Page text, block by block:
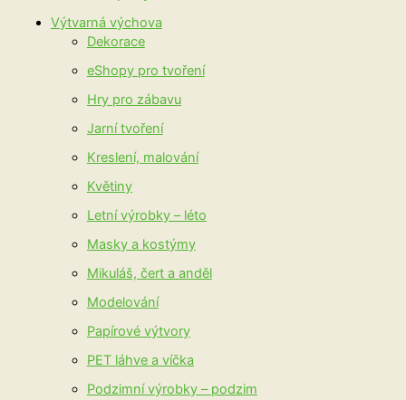
Výtvarná výchova
Dekorace
eShopy pro tvoření
Hry pro zábavu
Jarní tvoření
Kreslení, malování
Květiny
Letní výrobky – léto
Masky a kostýmy
Mikuláš, čert a anděl
Modelování
Papírové výtvory
PET láhve a víčka
Podzimní výrobky – podzim